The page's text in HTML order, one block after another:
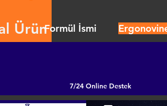
ÜrünFormül İsmi
7/24 Online Destek